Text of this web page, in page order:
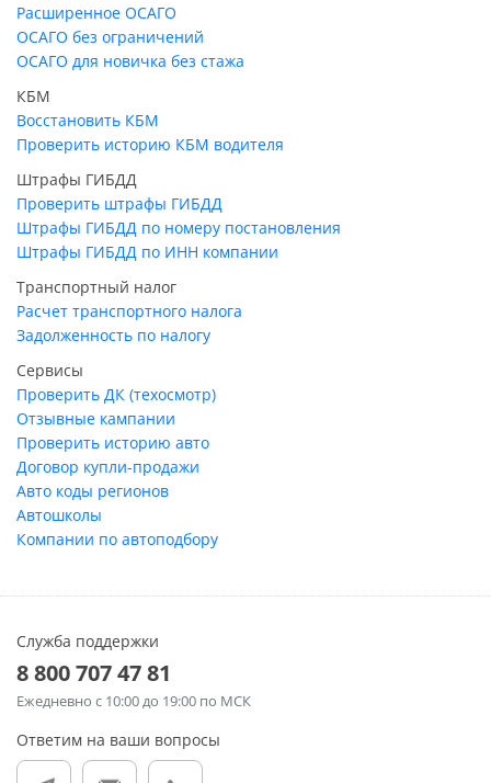
Расширенное ОСАГО
ОСАГО без ограничений
ОСАГО для новичка без стажа
КБМ
Восстановить КБМ
Проверить историю КБМ водителя
Штрафы ГИБДД
Проверить штрафы ГИБДД
Штрафы ГИБДД по номеру постановления
Штрафы ГИБДД по ИНН компании
Транспортный налог
Расчет транспортного налога
Задолженность по налогу
Сервисы
Проверить ДК (техосмотр)
Отзывные кампании
Проверить историю авто
Договор купли-продажи
Авто коды регионов
Автошколы
Компании по автоподбору
Служба поддержки
8 800 707 47 81
Ежедневно с 10:00 до 19:00 по МСК
Ответим на ваши вопросы